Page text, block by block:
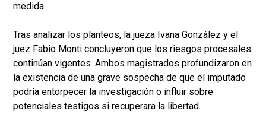
medida.
Tras analizar los planteos, la jueza Ivana González y el
juez Fabio Monti concluyeron que los riesgos procesales
continúan vigentes. Ambos magistrados profundizaron en
la existencia de una grave sospecha de que el imputado
podría entorpecer la investigación o influir sobre
potenciales testigos si recuperara la libertad.